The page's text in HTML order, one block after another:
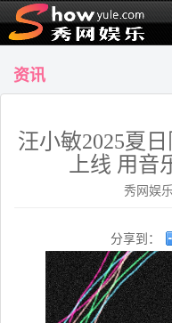
资讯
汪小敏2025夏
上线 用
秀网娱
分享到：